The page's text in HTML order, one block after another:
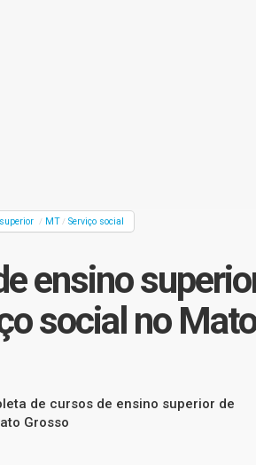
/ MT / Serviço social
ensino
social no Mato
de cursos de ensino superior de
Grosso